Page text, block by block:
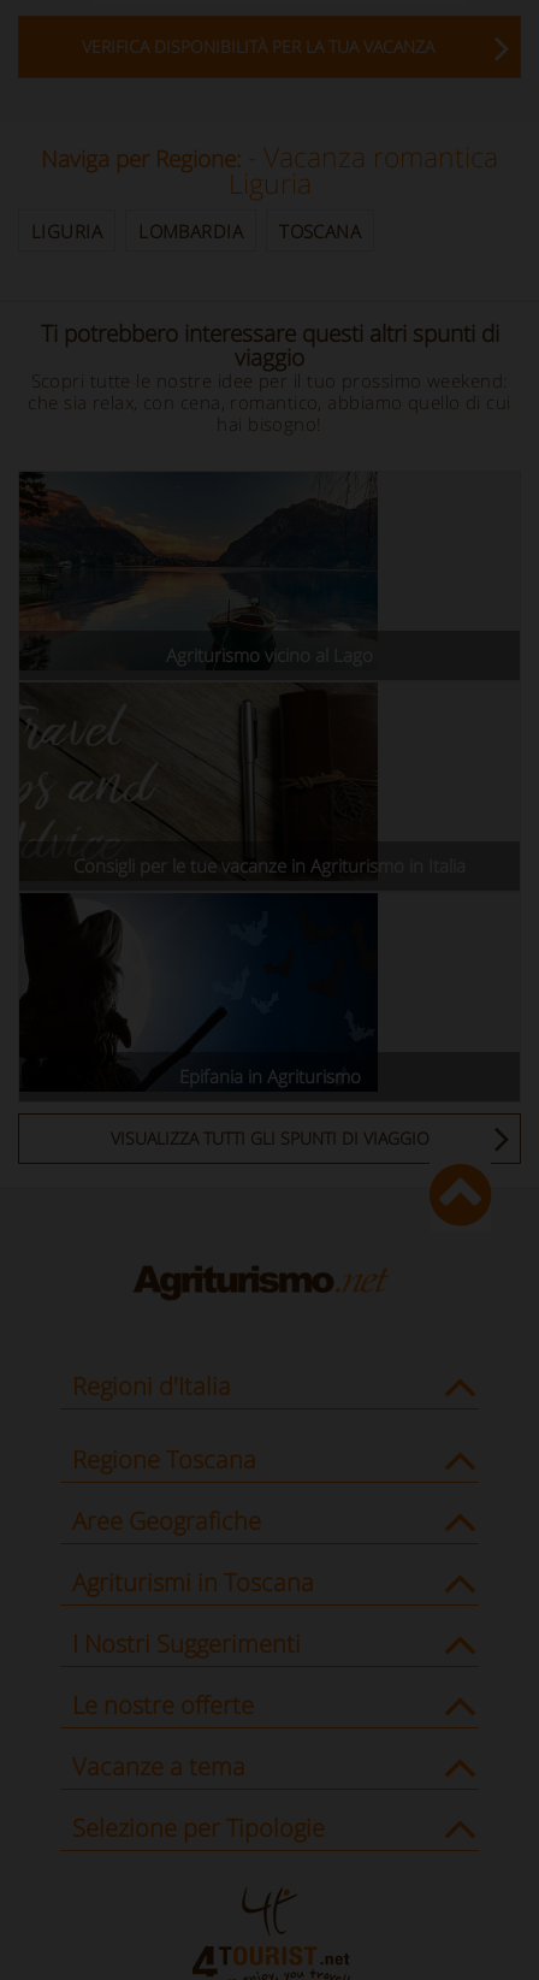
VERIFICA DISPONIBILITÀ PER LA TUA VACANZA
Naviga per Regione: - Vacanza romantica
Liguria
LIGURIA LOMBARDIA TOSCANA
Ti potrebbero interessare questi altri spunti di
viaggio
Scopri tutte le nostre idee per il tuo prossimo weekend:
che sia relax, con cena, romantico, abbiamo quello di cui
hai bisogno!
Agriturismo vicino al Lago
Consigli per le tue vacanze in Agriturismo in Italia
Epifania in Agriturismo
VISUALIZZA TUTTI GLI SPUNTI DI VIAGGIO
Regioni d'Italia
Regione Toscana
Aree Geografiche
Agriturismi in Toscana
I Nostri Suggerimenti
Le nostre offerte
Vacanze a tema
Selezione per Tipologie